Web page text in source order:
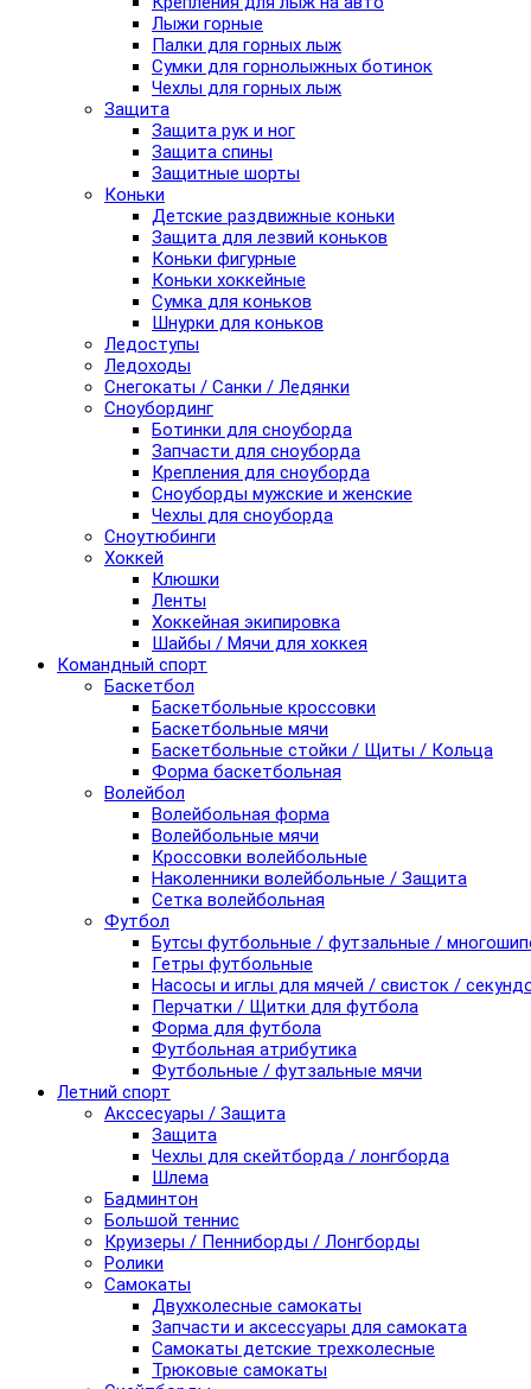
Лыжи горные
Палки для горных лыж
Сумки для горнолыжных ботинок
Чехлы для горных лыж
Защита
Защита рук и ног
Защита спины
Защитные шорты
Коньки
Детские раздвижные коньки
Защита для лезвий коньков
Коньки фигурные
Коньки хоккейные
Сумка для коньков
Шнурки для коньков
Ледоступы
Ледоходы
Снегокаты / Санки / Ледянки
Сноубординг
Ботинки для сноуборда
Запчасти для сноуборда
Крепления для сноуборда
Сноуборды мужские и женские
Чехлы для сноуборда
Сноутюбинги
Хоккей
Клюшки
Ленты
Хоккейная экипировка
Шайбы / Мячи для хоккея
Командный спорт
Баскетбол
Баскетбольные кроссовки
Баскетбольные мячи
Баскетбольные стойки / Щиты / Кольца
Форма баскетбольная
Волейбол
Волейбольная форма
Волейбольные мячи
Кроссовки волейбольные
Наколенники волейбольные / Защита
Сетка волейбольная
Футбол
Бутсы футбольные / футзальные /
Гетры футбольные
Насосы и иглы для мячей / свисток /
Перчатки / Щитки для футбола
Форма для футбола
Футбольная атрибутика
Футбольные / футзальные мячи
Летний спорт
Акссесуары / Защита
Защита
Чехлы для скейтборда / лонгборда
Шлема
Бадминтон
Большой теннис
Круизеры / Пенниборды / Лонгборды
Ролики
Самокаты
Двухколесные самокаты
Запчасти и аксессуары для самоката
Самокаты детские трехколесные
Трюковые самокаты